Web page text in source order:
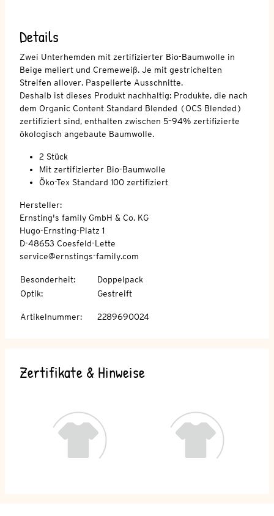
Details
Zwei Unterhemden mit zertifizierter Bio-Baumwolle in
Beige meliert und Cremeweiß. Je mit gestrichelten
Streifen allover. Paspelierte Ausschnitte.
Deshalb ist dieses Produkt nachhaltig: Produkte, die nach
dem Organic Content Standard Blended (OCS Blended)
zertifiziert sind, enthalten zwischen 5–94% zertifizierte
ökologisch angebaute Baumwolle.
2 Stück
Mit zertifizierter Bio-Baumwolle
Öko-Tex Standard 100 zertifiziert
Hersteller:
Ernsting's family GmbH & Co. KG
Hugo-Ernsting-Platz 1
D-48653 Coesfeld-Lette
service@ernstings-family.com
Besonderheit:
Doppelpack
Optik: Gestreift
Artikelnummer: 2289690024
Zertifikate & Hinweise